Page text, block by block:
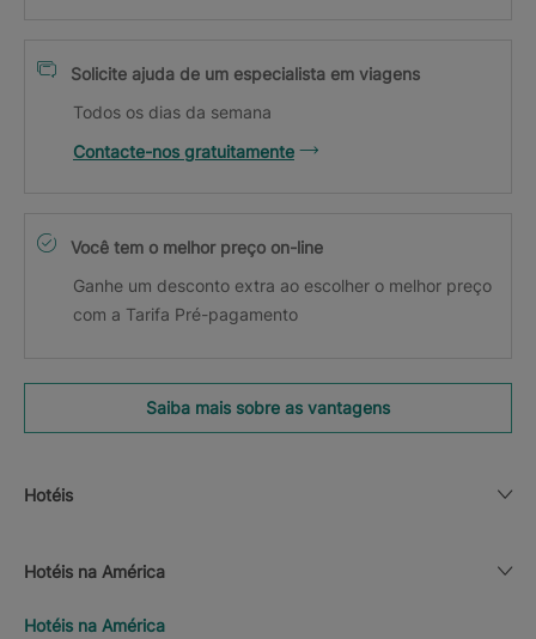
Solicite ajuda de um especialista em viagens
Todos os dias da semana
Contacte-nos gratuitamente
Você tem o melhor preço on-line
Ganhe um desconto extra ao escolher o melhor preço
com a Tarifa Pré-pagamento
Saiba mais sobre as vantagens
Hotéis
Hotéis na América
Hotéis na América